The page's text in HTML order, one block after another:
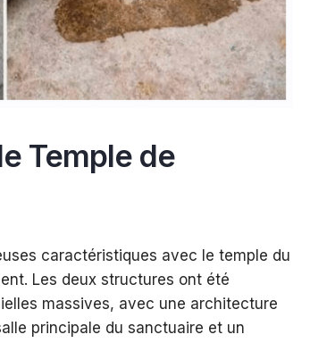
Temple de
caractéristiques avec le temple du
Les deux structures ont été
massives, avec une architecture
principale du sanctuaire et un